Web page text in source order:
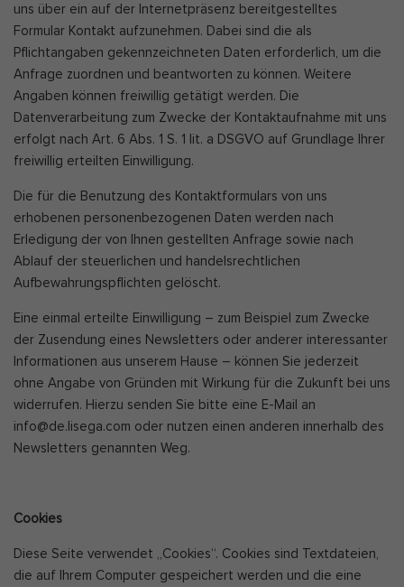
uns über ein auf der Internetpräsenz bereitgestelltes
Formular Kontakt aufzunehmen. Dabei sind die als
Pflichtangaben gekennzeichneten Daten erforderlich, um die
Anfrage zuordnen und beantworten zu können. Weitere
Angaben können freiwillig getätigt werden. Die
Datenverarbeitung zum Zwecke der Kontaktaufnahme mit uns
erfolgt nach Art. 6 Abs. 1 S. 1 lit. a DSGVO auf Grundlage Ihrer
freiwillig erteilten Einwilligung.
Die für die Benutzung des Kontaktformulars von uns
erhobenen personenbezogenen Daten werden nach
Erledigung der von Ihnen gestellten Anfrage sowie nach
Ablauf der steuerlichen und handelsrechtlichen
Aufbewahrungspflichten gelöscht.
Eine einmal erteilte Einwilligung – zum Beispiel zum Zwecke
der Zusendung eines Newsletters oder anderer interessanter
Informationen aus unserem Hause – können Sie jederzeit
ohne Angabe von Gründen mit Wirkung für die Zukunft bei uns
widerrufen. Hierzu senden Sie bitte eine E-Mail an
info@de.lisega.com oder nutzen einen anderen innerhalb des
Newsletters genannten Weg.
Cookies
Diese Seite verwendet „Cookies“. Cookies sind Textdateien,
die auf Ihrem Computer gespeichert werden und die eine